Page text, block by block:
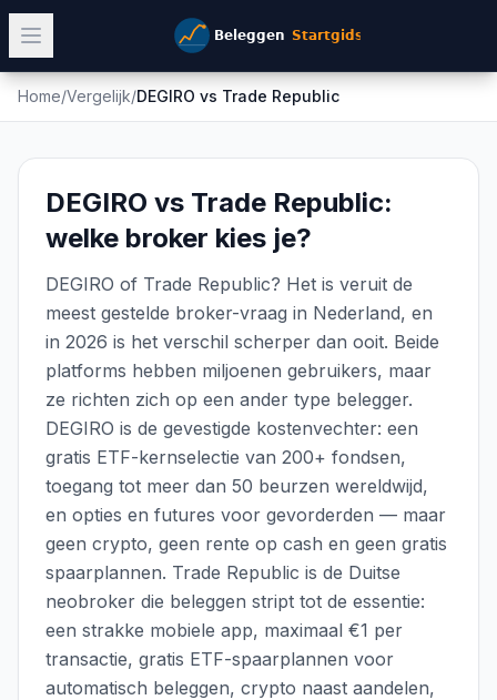
Home/Vergelijk/DEGIRO vs Trade Republic
DEGIRO vs Trade Republic:
welke broker kies je?
DEGIRO of Trade Republic? Het is veruit de
meest gestelde broker-vraag in Nederland, en
in 2026 is het verschil scherper dan ooit. Beide
platforms hebben miljoenen gebruikers, maar
ze richten zich op een ander type belegger.
DEGIRO is de gevestigde kostenvechter: een
gratis ETF-kernselectie van 200+ fondsen,
toegang tot meer dan 50 beurzen wereldwijd,
en opties en futures voor gevorderden — maar
geen crypto, geen rente op cash en geen gratis
spaarplannen. Trade Republic is de Duitse
neobroker die beleggen stript tot de essentie:
een strakke mobiele app, maximaal €1 per
transactie, gratis ETF-spaarplannen voor
automatisch beleggen, crypto naast aandelen,